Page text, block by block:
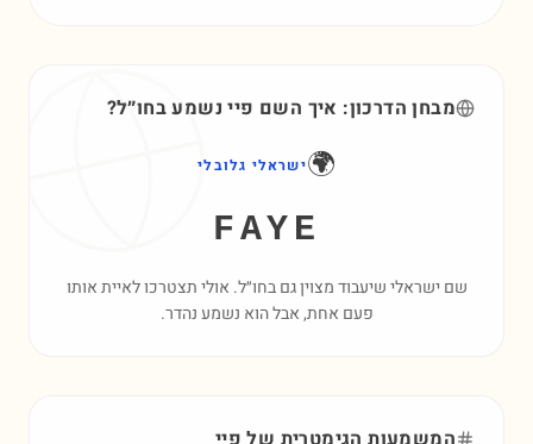
מבחן הדרכון: איך השם פיינשמע בחו״ל?
🌍ישראלי גלובלי
FAYE
שם ישראלי שיעבוד מצוין גם בחו״ל. אולי תצטרכו לאיית אותו
פעם אחת, אבל הוא נשמע נהדר.